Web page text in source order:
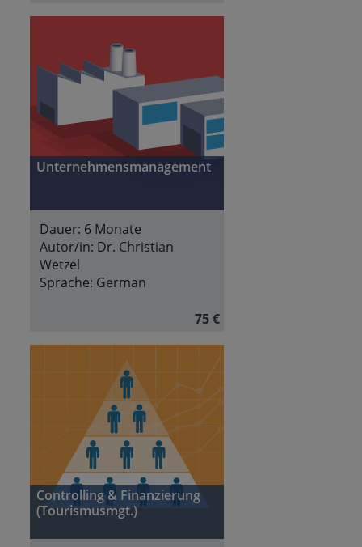
Unternehmensmanagement
Dauer: 6 Monate
Autor/in: Dr. Christian
Wetzel
Sprache: German
75 €
Controlling & Finanzierung
(Tourismusmgt.)